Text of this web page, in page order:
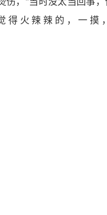
得火辣辣的，一